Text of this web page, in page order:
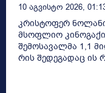
10 Აგვისტო 2026,
კრისტოფერ
მსოფლიო
შემოსავალმა 1,1
რის შედეგადაც ის